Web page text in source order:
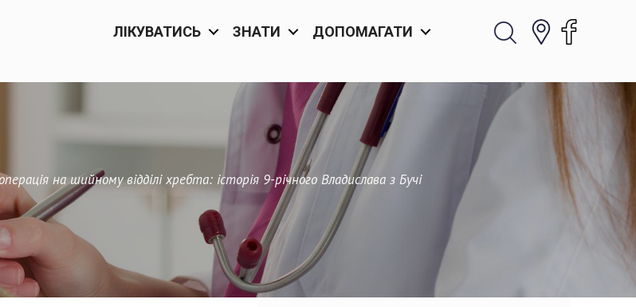
ЛІКУВАТИСЬ ЗНАТИ ДОПОМАГАТИ
на шийному відділі хребта: історія 9-річного Владислава з Бучі